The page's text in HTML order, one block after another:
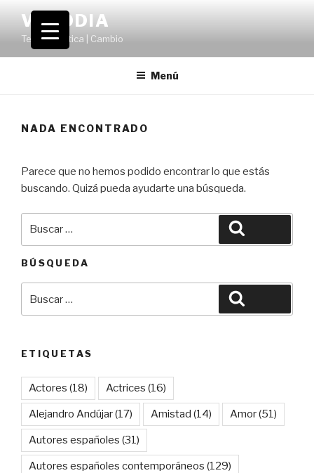
contenido
VOLODIA
Teatro | Crítica | Cambio
Menú
NADA ENCONTRADO
Parece que no hemos podido encontrar lo que estás
buscando. Quizá pueda ayudarte una búsqueda.
BÚSQUEDA
por:
ETIQUETAS
Actores (18) Actrices (16)
Alejandro Andújar(17) Amistad (14) Amor(51)
Autores españoles (31)
Autores españoles contemporáneos (129)